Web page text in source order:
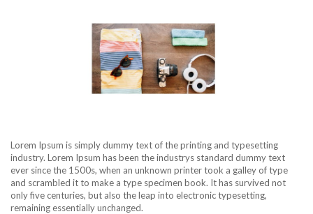
Lorem Ipsum is simply dummy text of the printing and typesetting
industry. Lorem Ipsum has been the industrys standard dummy text
ever since the 1500s, when an unknown printer took a galley of type
and scrambled it to make a type specimen book. It has survived not
only five centuries, but also the leap into electronic typesetting,
remaining essentially unchanged.